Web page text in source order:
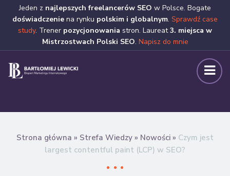
Jeden z najlepszych freelancerów SEO w Polsce. Bogate
doświadczenie na rynku polskim i globalnym. Sprawdź case
study. Trener pozycjonowania stron. Laureat3. miejsca w
Mistrzostwach Polski SEO. Napisz do mnie
Strona główna » Strefa Wiedzy » Nowości » Czym jest
largest contentful paint (LCP) w SEO?